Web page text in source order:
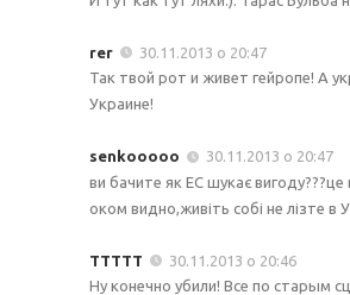
rer
30.11.2013 о 20:47
Так твой рот и живет гейропе! А
Украине!
senkooooo
30.11.2013 о 20:47
ви бачите як ЕС шукає
оком видно,живіть собі не лізте в
ТТТТТ
30.11.2013 о 20:46
Ну конечно убили! Все по старым